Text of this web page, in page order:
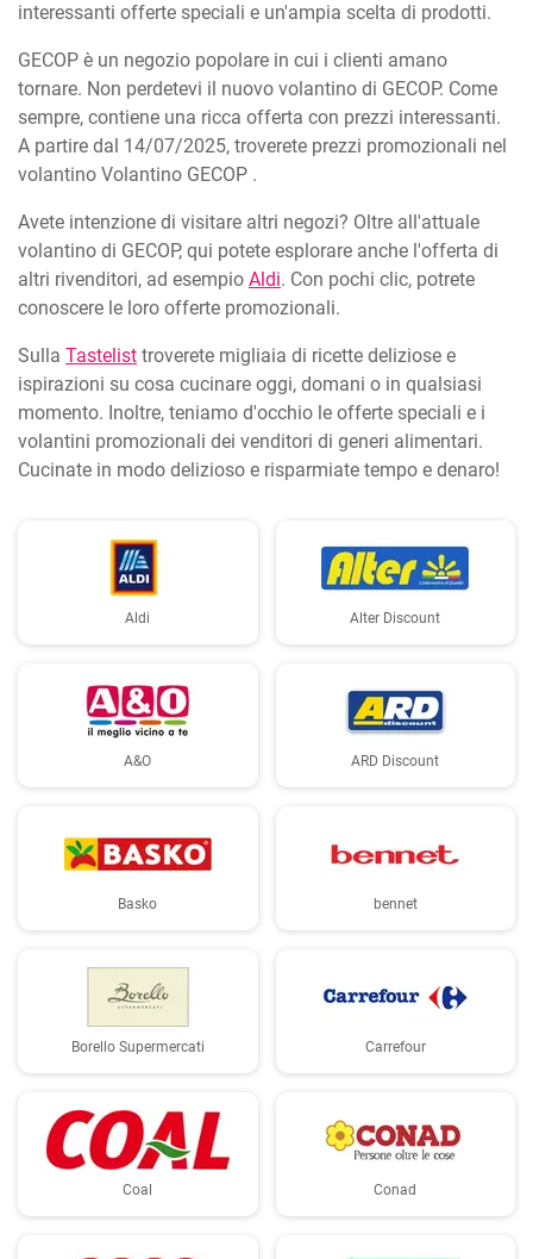
interessanti offerte speciali e un'ampia scelta di prodotti.
GECOP è un negozio popolare in cui i clienti amano
tornare. Non perdetevi il nuovo volantino di GECOP. Come
sempre, contiene una ricca offerta con prezzi interessanti.
A partire dal 14/07/2025, troverete prezzi promozionali nel
volantino Volantino GECOP .
Avete intenzione di visitare altri negozi? Oltre all'attuale
volantino di GECOP, qui potete esplorare anche l'offerta di
altri rivenditori, ad esempio Aldi. Con pochi clic, potrete
conoscere le loro offerte promozionali.
Sulla Tastelist troverete migliaia di ricette deliziose e
ispirazioni su cosa cucinare oggi, domani o in qualsiasi
momento. Inoltre, teniamo d'occhio le offerte speciali e i
volantini promozionali dei venditori di generi alimentari.
Cucinate in modo delizioso e risparmiate tempo e denaro!
Aldi Alter Discount
A&O ARD Discount
Basko bennet
Borello Supermercati Carrefour
Coal Conad